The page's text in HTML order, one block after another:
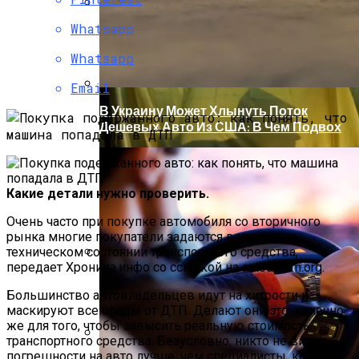
Развенчаны Популярные Мифы О
Витаминах
В Свободе Объяснили Низкий Процент
В Украину Может Хлынуть Поток
Дешевых Авто Из США: В Чем Подвох
Whatsapp
Whatsapp
Email
Какие детали нужно проверить.
Очень часто при покупке автомобиля со вторичного
рынка многие покупатели задаются вопросом о
техническом состоянии транспортного средства,
передает Хроника.инфо со ссылкой на avtodream.org.
Большинство автовладельцев идут на хитрости и
маскируют все следы от ДТП. Делают они это, конечно
же для того, чтобы завысить реальную стоимость
транспортного средства. Безусловно, никто не видит
погрешности на авто лучше, чем специалисты, которые